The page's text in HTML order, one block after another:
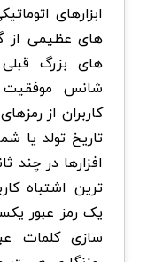
های عظیمی از
شانس موفقیت
کاربران از
تاریخ تولد یا
افزارها در چند
ترین اشتباه
یک رمز عبور
سازی کلمات